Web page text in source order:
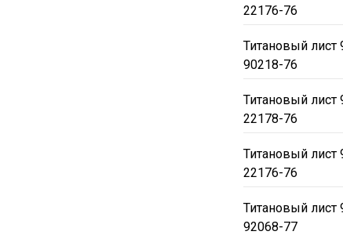
22176-76
Титановый
90218-76
Титановый
22178-76
Титановый
22176-76
Титановый
92068-77